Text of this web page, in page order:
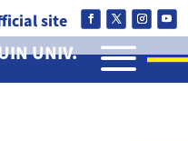
site
UNIV. a